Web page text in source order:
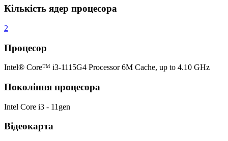
Кількість ядер процесора
2
Процесор
Intel® Core™ i3-1115G4 Processor 6M Cache, up to 4.10 GHz
Покоління процесора
Intel Core i3 - 11gen
Відеокарта